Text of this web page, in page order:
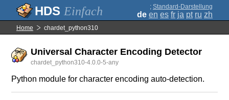
Einfach ; Standard-Darstellung
de en es fr ja pt ru zh
Home chardet_python310
Universal Character Encoding Detector
chardet_python310-4.0.0-5-any
Python module for character encoding auto-detection.